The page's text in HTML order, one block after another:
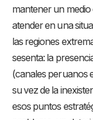
mantener un medio
atender en una
las regiones
sesenta: la
(canales peruanos
su vez de la
esos puntos